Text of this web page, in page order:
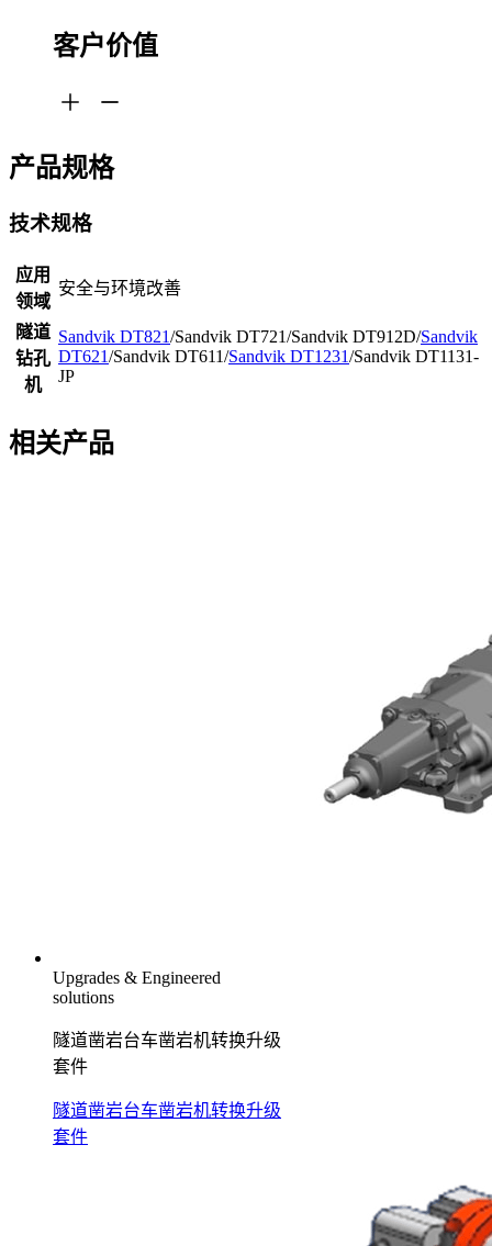
客户价值
产品规格
技术规格
应用
领域
安全与环境改善
隧道
钻孔
机
Sandvik DT821/Sandvik DT721/Sandvik DT912D/Sandvik
DT621/Sandvik DT611/Sandvik DT1231/Sandvik DT1131-
JP
相关产品
Upgrades & Engineered
solutions
隧道凿岩台车凿岩机转换升级
套件
隧道凿岩台车凿岩机转换升级
套件